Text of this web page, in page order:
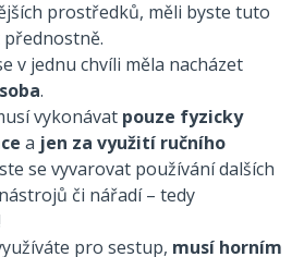
prostředků, měli byste tuto
v jednu chvíli měla nacházet
.
vykonávat pouze fyzicky
a jen za využití ručního
se vyvarovat používání dalších
či nářadí – tedy
pro sestup, musí horním